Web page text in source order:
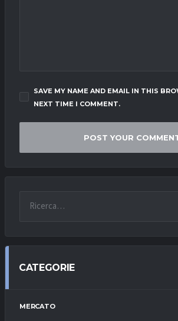
SAVE MY NAME AND EMAIL IN THIS
NEXT TIME I COMMENT.
CATEGORIE
MERCATO